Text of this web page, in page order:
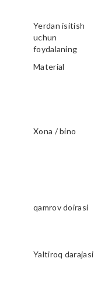
Yerdan isitish
uchun
foydalaning
Material
Xona / bino
qamrov doirasi
Yaltiroq darajasi